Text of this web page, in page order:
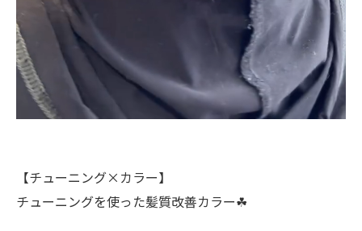
【チューニング×カラー】
チューニングを使った髪質改善カラー☘︎